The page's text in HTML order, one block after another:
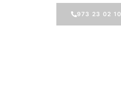
973 23 02 10